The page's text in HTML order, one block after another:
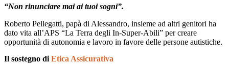
“Non rinunciare mai ai tuoi sogni”.
Roberto Pellegatti, papà di Alessandro, insieme ad altri genitori ha
dato vita all’APS “La Terra degli In-Super-Abili” per creare
opportunità di autonomia e lavoro in favore delle persone autistiche.
Il sostegno di Etica Assicurativa